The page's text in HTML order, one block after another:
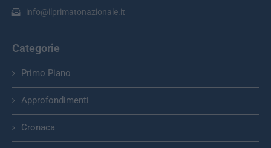
info@ilprimatonazionale.it
Categorie
Primo Piano
Approfondimenti
Cronaca